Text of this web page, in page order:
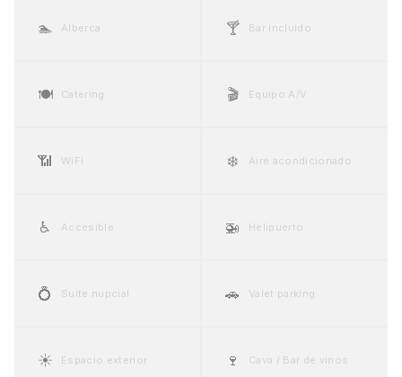
🏊 Alberca 🍸 Bar incluido
🍽️ Catering 🎬 Equipo A/V
📶 WiFi ❄️ Aire acondicionado
♿ Accesible 🚁 Helipuerto
💍 Suite nupcial 🚗 Valet parking
☀️ Espacio exterior 🍷 Cava / Bar de vinos